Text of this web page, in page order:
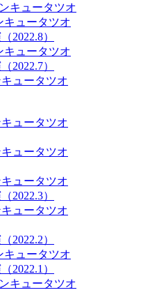
キュータツオ
キュータツオ
2022.8）
キュータツオ
2022.7）
ュータツオ
ュータツオ
ュータツオ
ュータツオ
2022.3）
ュータツオ
2022.2）
キュータツオ
2022.1）
キュータツオ